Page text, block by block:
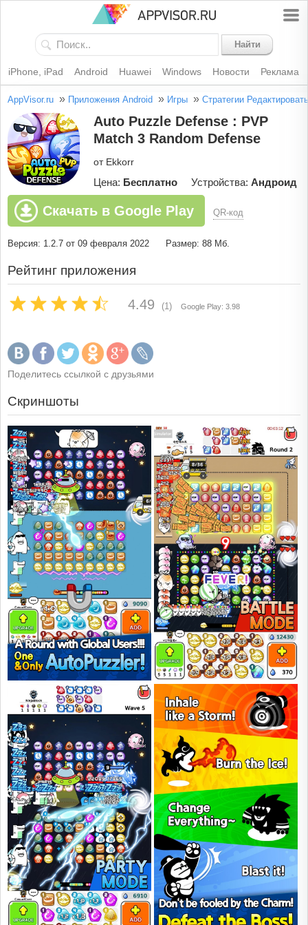
Найти
iPhone, iPad Android Huawei Windows Новости Реклама
AppVisor.ru » Приложения Android » Игры » Стратегии Редактировать
Auto Puzzle Defense : PVP
Match 3 Random Defense
от Ekkorr
Цена: Бесплатно Устройства: Андроид
Скачать в Google Play QR-код
Версия: 1.2.7 от 09 февраля 2022 Размер: 88 Мб.
Рейтинг приложения
4.49 (1) Google Play: 3.98
Поделитесь ссылкой с друзьями
Скриншоты